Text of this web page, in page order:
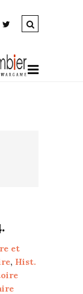
et
, Hist.